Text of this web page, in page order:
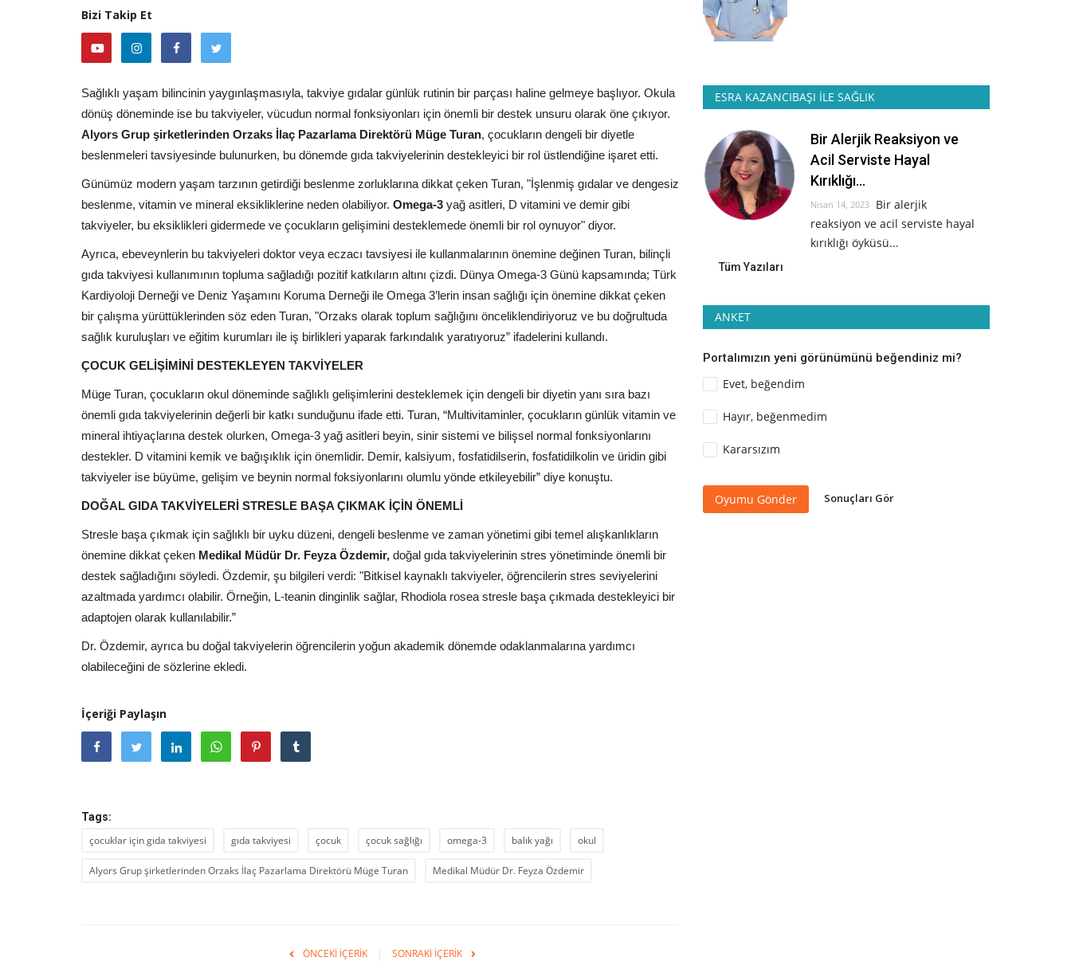
Bizi Takip Et
Sağlıklı yaşam bilincinin yaygınlaşmasıyla, takviye gıdalar günlük rutinin bir parçası haline gelmeye başlıyor. Okula
dönüş döneminde ise bu takviyeler, vücudun normal fonksiyonları için önemli bir destek unsuru olarak öne çıkıyor.
Alyors Grup şirketlerinden Orzaks İlaç Pazarlama Direktörü Müge Turan, çocukların dengeli bir diyetle
beslenmeleri tavsiyesinde bulunurken, bu dönemde gıda takviyelerinin destekleyici bir rol üstlendiğine işaret etti.
Günümüz modern yaşam tarzının getirdiği beslenme zorluklarına dikkat çeken Turan, "İşlenmiş gıdalar ve dengesiz
beslenme, vitamin ve mineral eksikliklerine neden olabiliyor. Omega-3 yağ asitleri, D vitamini ve demir gibi
takviyeler, bu eksiklikleri gidermede ve çocukların gelişimini desteklemede önemli bir rol oynuyor" diyor.
Ayrıca, ebeveynlerin bu takviyeleri doktor veya eczacı tavsiyesi ile kullanmalarının önemine değinen Turan, bilinçli
gıda takviyesi kullanımının topluma sağladığı pozitif katkıların altını çizdi. Dünya Omega-3 Günü kapsamında; Türk
Kardiyoloji Derneği ve Deniz Yaşamını Koruma Derneği ile Omega 3’lerin insan sağlığı için önemine dikkat çeken
bir çalışma yürüttüklerinden söz eden Turan, "Orzaks olarak toplum sağlığını önceliklendiriyoruz ve bu doğrultuda
sağlık kuruluşları ve eğitim kurumları ile iş birlikleri yaparak farkındalık yaratıyoruz” ifadelerini kullandı.
ÇOCUK GELİŞİMİNİ DESTEKLEYEN TAKVİYELER
Müge Turan, çocukların okul döneminde sağlıklı gelişimlerini desteklemek için dengeli bir diyetin yanı sıra bazı
önemli gıda takviyelerinin değerli bir katkı sunduğunu ifade etti. Turan, “Multivitaminler, çocukların günlük vitamin ve
mineral ihtiyaçlarına destek olurken, Omega-3 yağ asitleri beyin, sinir sistemi ve bilişsel normal fonksiyonlarını
destekler. D vitamini kemik ve bağışıklık için önemlidir. Demir, kalsiyum, fosfatidilserin, fosfatidilkolin ve üridin gibi
takviyeler ise büyüme, gelişim ve beynin normal foksiyonlarını olumlu yönde etkileyebilir” diye konuştu.
DOĞAL GIDA TAKVİYELERİ STRESLE BAŞA ÇIKMAK İÇİN ÖNEMLİ
Stresle başa çıkmak için sağlıklı bir uyku düzeni, dengeli beslenme ve zaman yönetimi gibi temel alışkanlıkların
önemine dikkat çeken Medikal Müdür Dr. Feyza Özdemir, doğal gıda takviyelerinin stres yönetiminde önemli bir
destek sağladığını söyledi. Özdemir, şu bilgileri verdi: "Bitkisel kaynaklı takviyeler, öğrencilerin stres seviyelerini
azaltmada yardımcı olabilir. Örneğin, L-teanin dinginlik sağlar, Rhodiola rosea stresle başa çıkmada destekleyici bir
adaptojen olarak kullanılabilir.”
Dr. Özdemir, ayrıca bu doğal takviyelerin öğrencilerin yoğun akademik dönemde odaklanmalarına yardımcı
olabileceğini de sözlerine ekledi.
İçeriği Paylaşın
Tags:
çocuklar için gıda takviyesi gıda takviyesi çocuk çocuk sağlığı omega-3 balık yağı okul
Alyors Grup şirketlerinden Orzaks İlaç Pazarlama Direktörü Müge Turan Medikal Müdür Dr. Feyza Özdemir
ÖNCEKI İÇERIK SONRAKI İÇERIK
ESRA KAZANCIBAŞI İLE SAĞLIK
Bir Alerjik Reaksiyon ve
Acil Serviste Hayal
Kırıklığı...
Nisan 14, 2023 Bir alerjik
reaksiyon ve acil serviste hayal
kırıklığı öyküsü...
Tüm Yazıları
ANKET
Portalımızın yeni görünümünü beğendiniz mi?
Evet, beğendim
Hayır, beğenmedim
Kararsızım
Oyumu Gönder Sonuçları Gör